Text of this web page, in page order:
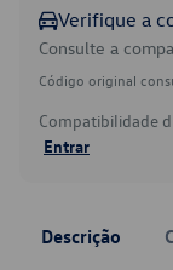
Verifique a
Consulte a
Código original
Compatibilidade
Entrar
Descrição